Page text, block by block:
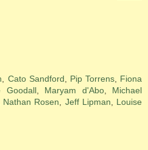
Cato Sandford Pip Torrens, Fiona
Goodall, Maryam d'Abo, Michael
Nathan Rosen Jeff Lipman
Louise